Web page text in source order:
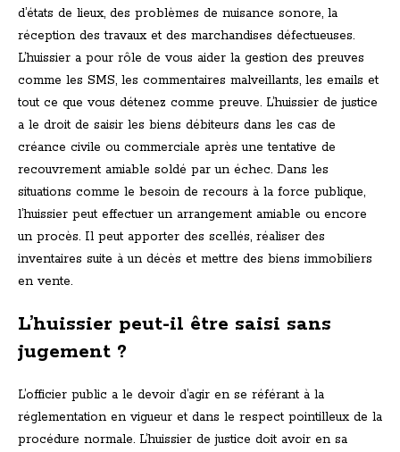
d’états de lieux, des problèmes de nuisance sonore, la
réception des travaux et des marchandises défectueuses.
L’huissier a pour rôle de vous aider la gestion des preuves
comme les SMS, les commentaires malveillants, les emails et
tout ce que vous détenez comme preuve. L’huissier de justice
a le droit de saisir les biens débiteurs dans les cas de
créance civile ou commerciale après une tentative de
recouvrement amiable soldé par un échec. Dans les
situations comme le besoin de recours à la force publique,
l’huissier peut effectuer un arrangement amiable ou encore
un procès. Il peut apporter des scellés, réaliser des
inventaires suite à un décès et mettre des biens immobiliers
en vente.
L’huissier peut-il être saisi sans
jugement ?
L’officier public a le devoir d’agir en se référant à la
réglementation en vigueur et dans le respect pointilleux de la
procédure normale. L’huissier de justice doit avoir en sa